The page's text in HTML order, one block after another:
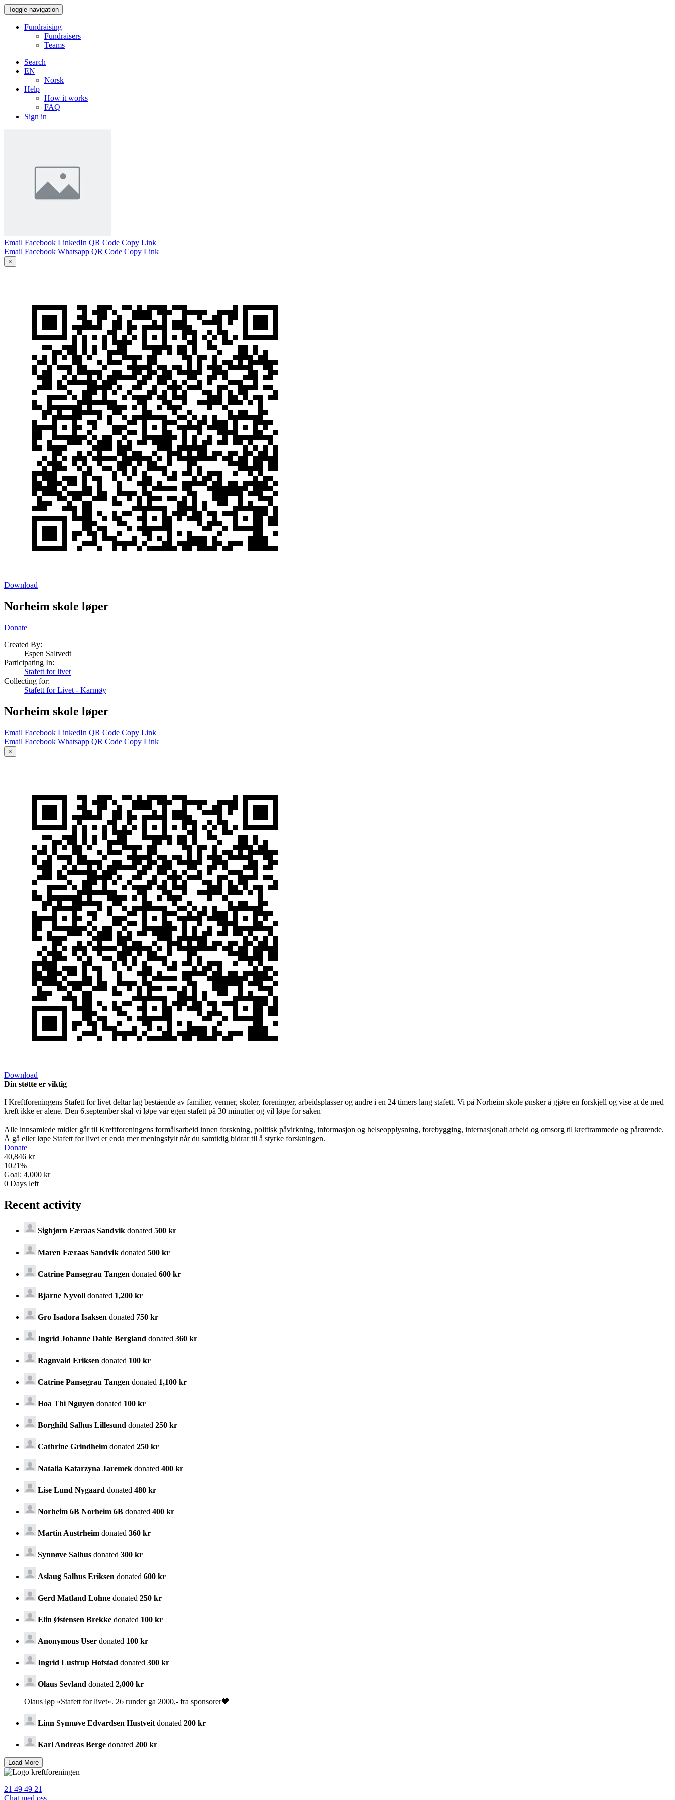
Toggle navigation
Fundraising
Fundraisers
Teams
Search
EN
Norsk
Help
How it works
FAQ
Sign in
Email Facebook LinkedIn QR Code Copy Link
Email Facebook Whatsapp QR Code Copy Link
×
Download
Norheim skole løper
Donate
Created By:
Espen Saltvedt
Participating In:
Stafett for livet
Collecting for:
Stafett for Livet - Karmøy
Norheim skole løper
Email Facebook LinkedIn QR Code Copy Link
Email Facebook Whatsapp QR Code Copy Link
×
Download
Din støtte er viktig
I Kreftforeningens Stafett for livet deltar lag bestående av familier, venner, skoler, foreninger, arbeidsplasser og andre i en 24 timers lang stafett. Vi på Norheim skole ønsker å gjøre en forskjell og vise at de med
kreft ikke er alene. Den 6.september skal vi løpe vår egen stafett på 30 minutter og vil løpe for saken
Alle innsamlede midler går til Kreftforeningens formålsarbeid innen forskning, politisk påvirkning, informasjon og helseopplysning, forebygging, internasjonalt arbeid og omsorg til kreftrammede og pårørende.
Å gå eller løpe Stafett for livet er enda mer meningsfylt når du samtidig bidrar til å styrke forskningen.
Donate
40,846 kr
1021%
Goal: 4,000 kr
0 Days left
Recent activity
Sigbjørn Færaas Sandvik donated 500 kr
Maren Færaas Sandvik donated 500 kr
Catrine Pansegrau Tangen donated 600 kr
Bjarne Nyvoll donated 1,200 kr
Gro Isadora Isaksen donated 750 kr
Ingrid Johanne Dahle Bergland donated 360 kr
Ragnvald Eriksen donated 100 kr
Catrine Pansegrau Tangen donated 1,100 kr
Hoa Thi Nguyen donated 100 kr
Borghild Salhus Lillesund donated 250 kr
Cathrine Grindheim donated 250 kr
Natalia Katarzyna Jaremek donated 400 kr
Lise Lund Nygaard donated 480 kr
Norheim 6B Norheim 6B donated 400 kr
Martin Austrheim donated 360 kr
Synnøve Salhus donated 300 kr
Aslaug Salhus Eriksen donated 600 kr
Gerd Matland Lohne donated 250 kr
Elin Østensen Brekke donated 100 kr
Anonymous User donated 100 kr
Ingrid Lustrup Hofstad donated 300 kr
Olaus Sevland donated 2,000 kr
Olaus løp «Stafett for livet». 26 runder ga 2000,- fra sponsorer💙
Linn Synnøve Edvardsen Hustveit donated 200 kr
Karl Andreas Berge donated 200 kr
21 49 49 21
Chat med oss